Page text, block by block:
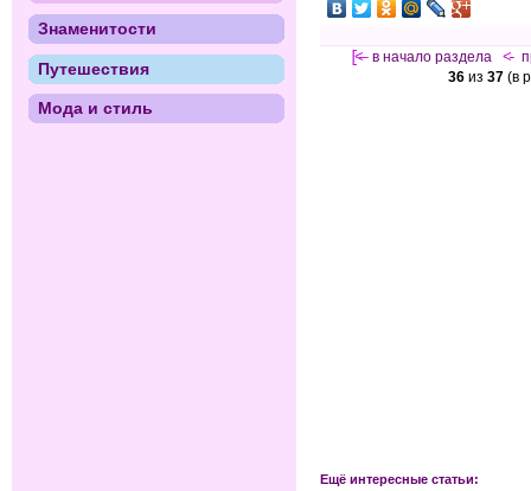
[<— в начало раздела <-
36из 37(в
Ещё интересные статьи:
Знаменитости
Путешествия
Мода и стиль